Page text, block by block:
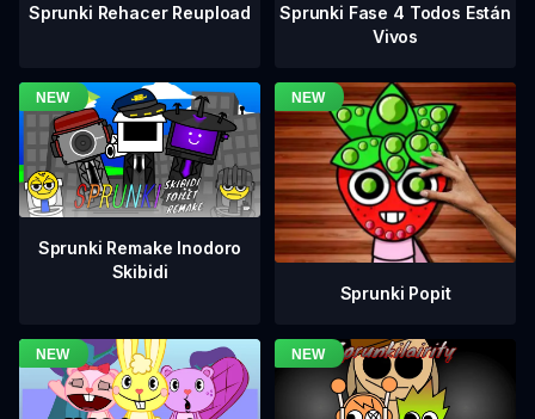
Sprunki Rehacer Reupload
Sprunki Fase 4 Todos Están
Vivos
Sprunki Remake Inodoro
Skibidi
Sprunki Popit